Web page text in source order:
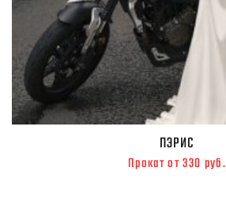
ПЭРИС
Прокат от 330 руб.